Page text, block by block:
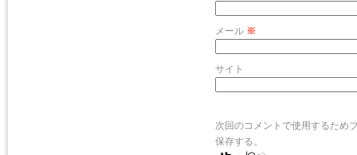
メール ※
サイト
次回のコメントで使用するため
保存する。